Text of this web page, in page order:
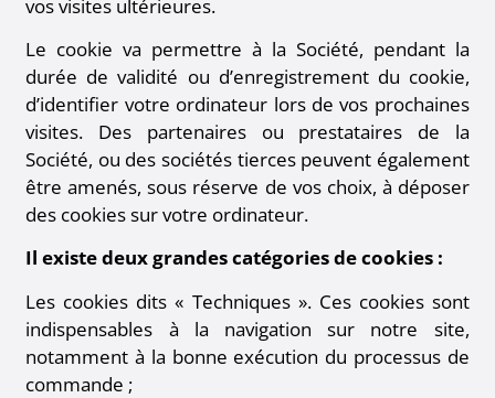
vos visites ultérieures.
Le cookie va permettre à la Société, pendant la
durée de validité ou d’enregistrement du cookie,
d’identifier votre ordinateur lors de vos prochaines
visites. Des partenaires ou prestataires de la
Société, ou des sociétés tierces peuvent également
être amenés, sous réserve de vos choix, à déposer
des cookies sur votre ordinateur.
Il existe deux grandes catégories de cookies :
Les cookies dits « Techniques ». Ces cookies sont
indispensables à la navigation sur notre site,
notamment à la bonne exécution du processus de
commande ;